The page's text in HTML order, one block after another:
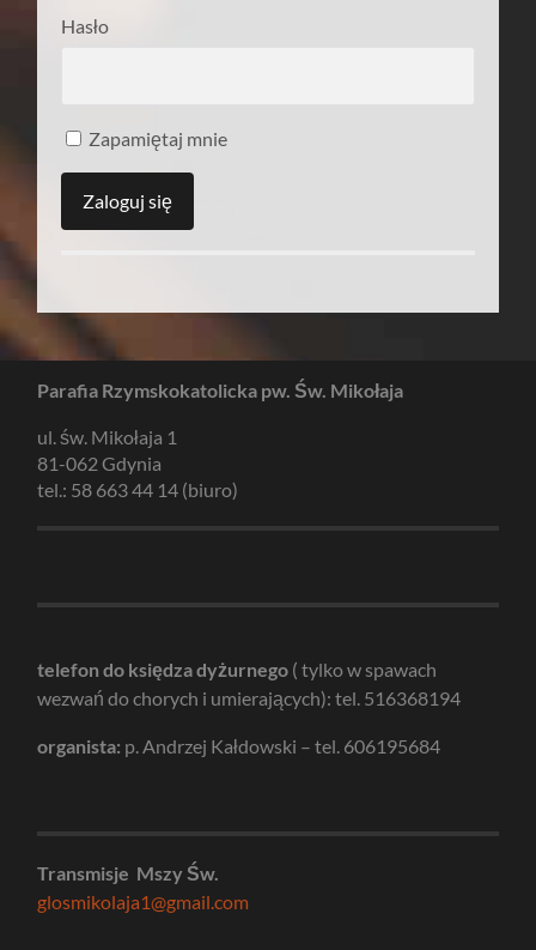
Hasło
Zapamiętaj mnie
Parafia Rzymskokatolicka pw. Św. Mikołaja
ul. św. Mikołaja 1
81-062 Gdynia
tel.: 58 663 44 14 (biuro)
telefon do księdza dyżurnego ( tylko w spawach
wezwań do chorych i umierających): tel. 516368194
organista: p. Andrzej Kałdowski – tel. 606195684
Transmisje Mszy Św.
glosmikolaja1@gmail.com